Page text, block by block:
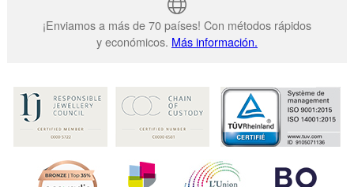
¡Enviamos a más de 70 países! Con métodos rápidos
y económicos. Más información.